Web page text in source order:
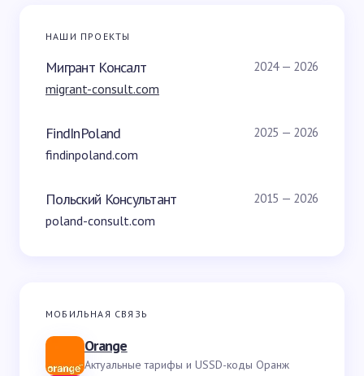
НАШИ ПРОЕКТЫ
Мигрант Консалт 2024 — 2026
migrant-consult.com
FindInPoland 2025 — 2026
findinpoland.com
Польский Консультант 2015 — 2026
poland-consult.com
МОБИЛЬНАЯ СВЯЗЬ
Orange
Актуальные тарифы и USSD-коды Оранж